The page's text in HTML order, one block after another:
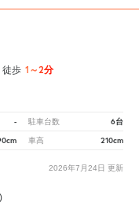
徒歩 1～2分
- 駐車台数 6台
車高 210cm
2026年7月24日 更新